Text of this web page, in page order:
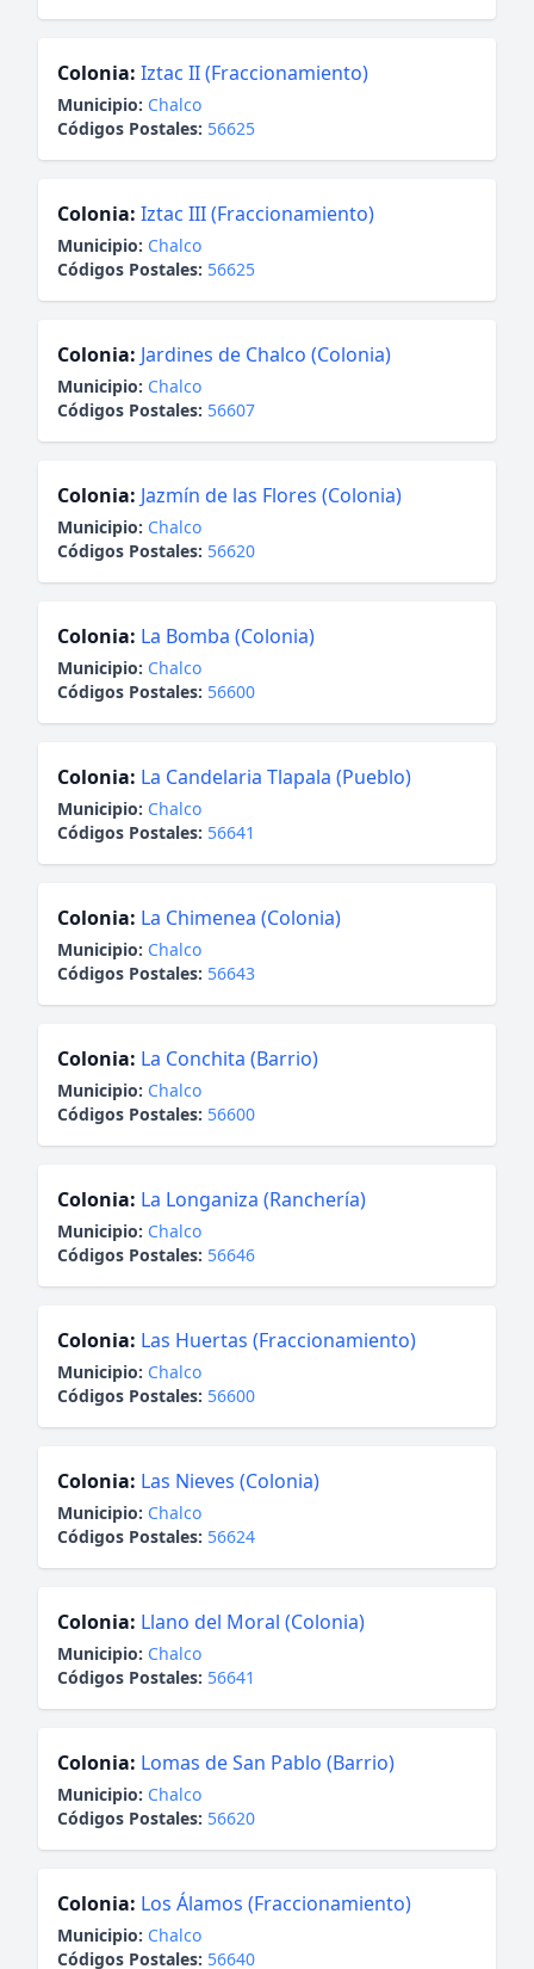
Colonia: Iztac II (Fraccionamiento)
Municipio: Chalco
Códigos Postales: 56625
Colonia: Iztac III (Fraccionamiento)
Municipio: Chalco
Códigos Postales: 56625
Colonia: Jardines de Chalco (Colonia)
Municipio: Chalco
Códigos Postales: 56607
Colonia: Jazmín de las Flores (Colonia)
Municipio: Chalco
Códigos Postales: 56620
Colonia: La Bomba (Colonia)
Municipio: Chalco
Códigos Postales: 56600
Colonia: La Candelaria Tlapala (Pueblo)
Municipio: Chalco
Códigos Postales: 56641
Colonia: La Chimenea (Colonia)
Municipio: Chalco
Códigos Postales: 56643
Colonia: La Conchita (Barrio)
Municipio: Chalco
Códigos Postales: 56600
Colonia: La Longaniza (Ranchería)
Municipio: Chalco
Códigos Postales: 56646
Colonia: Las Huertas (Fraccionamiento)
Municipio: Chalco
Códigos Postales: 56600
Colonia: Las Nieves (Colonia)
Municipio: Chalco
Códigos Postales: 56624
Colonia: Llano del Moral (Colonia)
Municipio: Chalco
Códigos Postales: 56641
Colonia: Lomas de San Pablo (Barrio)
Municipio: Chalco
Códigos Postales: 56620
Colonia: Los Álamos (Fraccionamiento)
Municipio: Chalco
Códigos Postales: 56640